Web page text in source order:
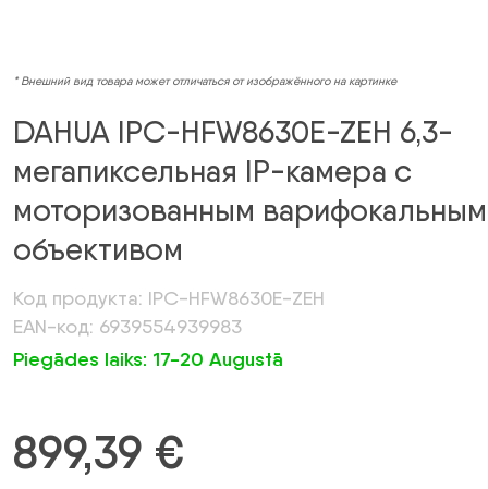
* Внешний вид товара может отличаться от изображённого на картинке
DAHUA IPC-HFW8630E-ZEH 6,3-
мегапиксельная IP-камера с
моторизованным варифокальным
объективом
Код продукта: IPC-HFW8630E-ZEH
EAN-код: 6939554939983
Piegādes laiks: 17-20 Augustā
899,39 €